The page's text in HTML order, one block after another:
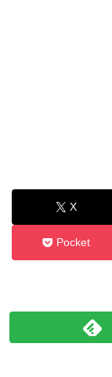
X
Pocket